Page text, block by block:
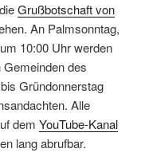
Grußbotschaft von
An Palmsonntag,
10:00 Uhr werden
des
Gründonnerstag
Alle
dem YouTube-Kanal
lang abrufbar.